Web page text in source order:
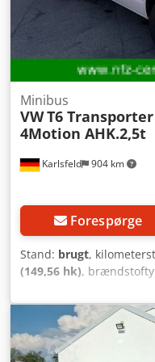
Karlsfeld 904 km
Minibus
VWT6
4Motion AHK.2,5t
Forespørge
Stand: brugt,
(149,56 hk),
hvid, antal sæder:2,
centrallås, elektronisk
firehjulstræk,
navigationssystem,